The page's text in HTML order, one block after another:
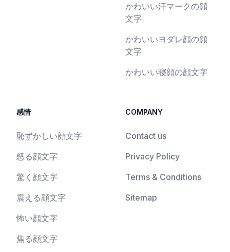
かわいい汗マークの顔
文字
かわいいヨダレ顔の顔
文字
かわいい寝顔の顔文字
感情
恥ずかしい顔文字
怒る顔文字
驚く顔文字
震える顔文字
怖い顔文字
焦る顔文字
COMPANY
Contact us
Privacy Policy
Terms & Conditions
Sitemap